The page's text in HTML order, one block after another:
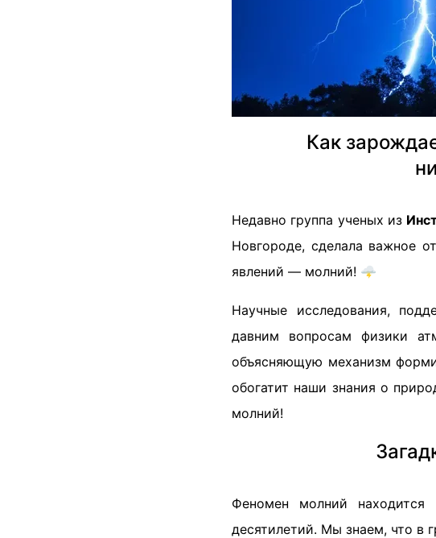
Как
Недавно группа ученых из
Новгороде, сделала важное
явлений — молний! 🌩️
Научные исследования,
давним вопросам физики
объясняющую механизм
обогатит наши знания о
молний!
Феномен молний
десятилетий. Мы знаем, что в